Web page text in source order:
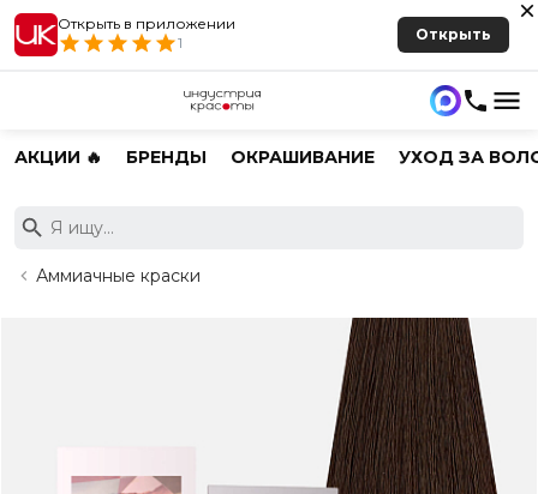
Открыть в приложении
1
Открыть
АКЦИИ 🔥 БРЕНДЫ ОКРАШИВАНИЕ УХОД ЗА
Аммиачные краски